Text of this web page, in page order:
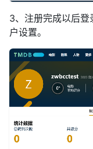
3、注册完成以后
户设置。